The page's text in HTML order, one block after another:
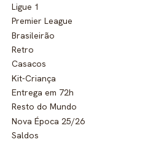
Ligue 1
Premier League
Brasileirão
Retro
Casacos
Kit-Criança
Entrega em 72h
Resto do Mundo
Nova Época 25/26
Saldos